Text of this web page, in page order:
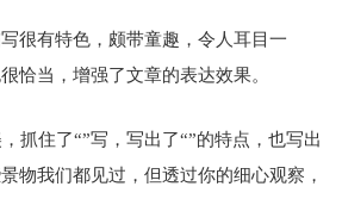
写很有特色，颇带童趣，令人耳目一
恰当，增强了文章的表达效果。
抓住了“”写，写出了“”的特点，也写出
物我们都见过，但透过你的细心观察，